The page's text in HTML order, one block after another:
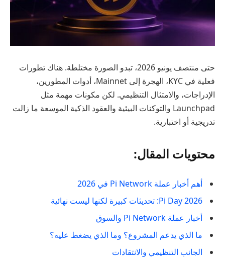
حتى منتصف يونيو 2026، تبدو الصورة مختلطة. هناك تطورات
فعلية في KYC، الهجرة إلى Mainnet، أدوات المطورين،
الإدراجات، والامتثال التنظيمي. لكن مكونات مهمة مثل
Launchpad والتوكنات البيئية والعقود الذكية الموسعة ما زالت
تدريجية أو اختبارية.
محتويات المقال:
أهم أخبار عملة Pi Network في 2026
Pi Day 2026: تحديثات كبيرة لكنها ليست نهائية
أخبار عملة Pi Network والسوق
ما الذي يدعم المشروع؟ وما الذي يضغط عليه؟
الجانب التنظيمي والانتقادات